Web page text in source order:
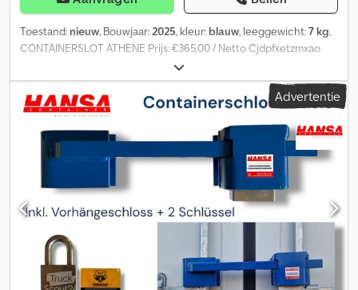
Toestand: nieuw, Bouwjaar:2025, kleur: blauw, leeggewicht:7 kg,
CONTAINERSLOT ATHENE Prijs: €365,00 / Netto Cjdpfxetzmxao
Aiceha Dient als beveiliging tegen diefstal uit zeecontainer of
opslagcontainer - voorheen bekend onder OMEGA - massieve,
weerbestendige stalen vergrendeling - innovatieve
zaagbescherming - boorbeveiligd, ANTI-Drill - geschikt voor TAPA
TSR-certificering - gecertificeerd: VdS M125303 (Duitsland) - incl.
PowerLock LP-700 beugelslot + 2 sleutels - 1 sleutelkaart - lak:
blauw - weerbestendige lak - voor een deurstangafstand van 225
mm - 435 mm - gewicht ca. 7,50 kg Gratis verzending binnen
Duitsland. Levering vindt plaats op werkdagen binnen 72 uur na
ontvangst van betaling. De prijzen zijn exclusief 19% btw. Wij
horen graag van u. Voor vragen staan wij graag tot uw
beschikking!
Advertentie